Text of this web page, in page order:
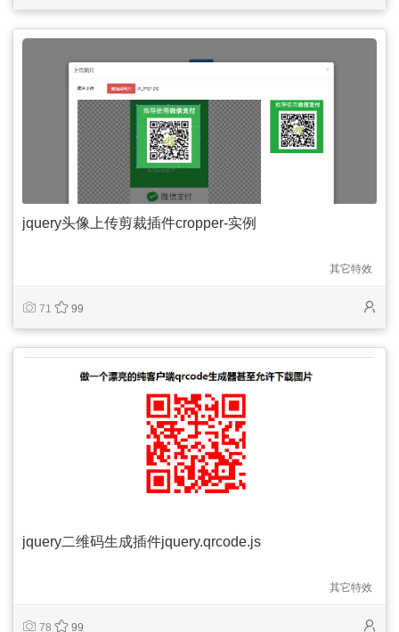
jquery头像上传剪裁插件cropper-实例
其它特效
71 99
jquery二维码生成插件jquery.qrcode.js
其它特效
78 99